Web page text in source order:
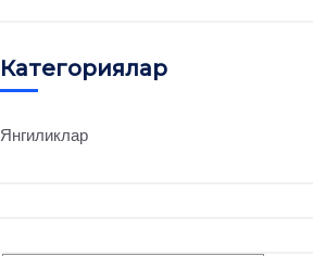
Категориялар
Янгиликлар